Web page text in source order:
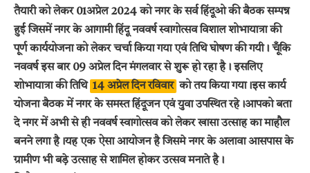
तैयारी को लेकर 01अप्रेल 2024 को नगर के सर्व हिंदूओ की बैठक सम्पन्न
हुई जिसमें नगर के आगामी हिंदू नववर्ष स्वागोत्सव विशाल शोभायात्रा की
पूर्ण कार्ययोजना को लेकर चर्चा किया गया एवं तिथि घोषण की गयी। चूँकि
नववर्ष इस बार 09 अप्रेल दिन मंगलवार से शुरू हो रहा है। इसलिए
शोभायात्रा की तिथि 14 अप्रेल दिन रविवार को तय किया गया।इस कार्य
योजना बैठक में नगर के समस्त हिंदूजन एवं युवा उपस्थित रहे।आपको बता
दे नगर में अभी से ही नववर्ष स्वागोत्सव को लेकर खासा उत्साह का माहौल
बनने लगा है।यह एक ऐसा आयोजन है जिसमे नगर के अलावा आसपास के
ग्रामीण भी बड़े उत्साह से शामिल होकर उत्सव मनाते है।